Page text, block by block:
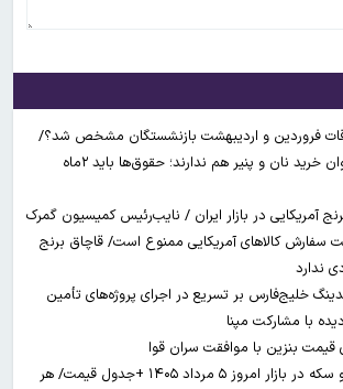
فروردین و اردیبهشت بازنشستگان مشخص شد؟/
کریمی: بازنشستگان توان خرید نان و پنیر هم ندارند؛ حقوق‌ها باید ۲ماه
آمریکایی در بازار ایران / نایب‌رئیس کمیسیون گمرک
ثبت سفارش کالاهای آمریکایی ممنوع است/ قاچاق برنج
ندارد
خلیج‌فارس بر تسریع در اجرای پروژه‌های تأمین
با مشارکت مپنا
افزایش قیمت طلا و سکه در بازار امروز ۵ مرداد ۱۴۰۵ +جدول قیمت/ هر